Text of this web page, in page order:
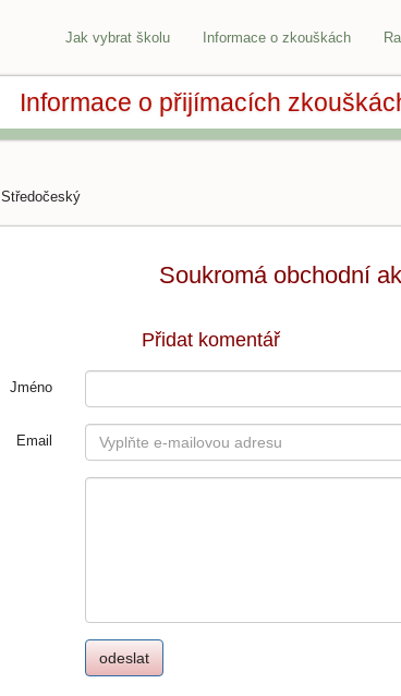
Jak vybrat školu Informace o zkouškách
Informace o přijímacích
Středočeský
Soukromá obchodní
Přidat komentář
Jméno
Email